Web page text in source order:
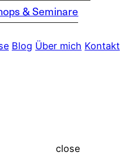
& Seminare
Blog Über mich Kontakt
close